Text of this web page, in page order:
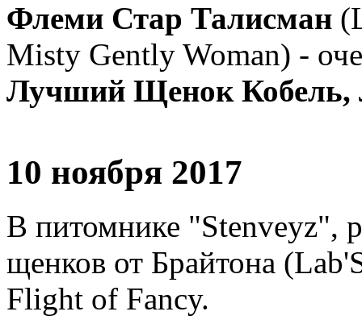
Флеми Стар Талисман
Misty Gently Woman) -
Лучший Щенок
10 ноября 2017
В питомнике "Stenveyz",
щенков от Брайтона
Flight of Fancy.